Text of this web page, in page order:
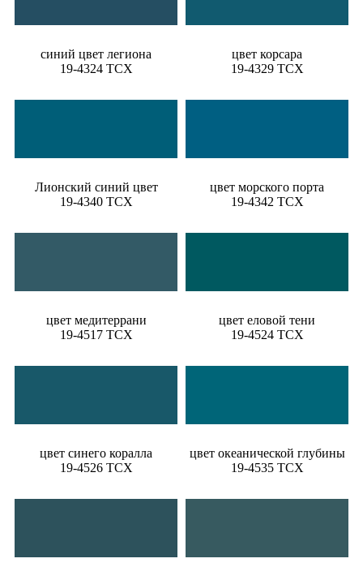
синий цвет легиона
19-4324 TCX
цвет корсара
19-4329 TCX
Лионский синий цвет
19-4340 TCX
цвет морского порта
19-4342 TCX
цвет медитеррани
19-4517 TCX
цвет еловой тени
19-4524 TCX
цвет синего коралла
19-4526 TCX
цвет океанической глубины
19-4535 TCX